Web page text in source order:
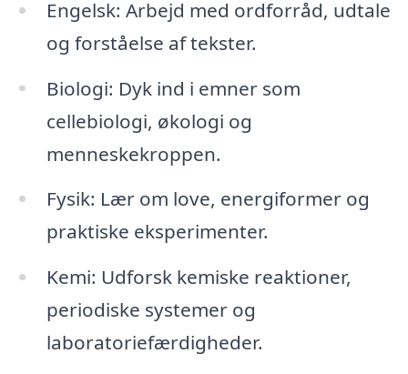
Engelsk: Arbejd med ordforråd, udtale
og forståelse af tekster.
Biologi: Dyk ind i emner som
cellebiologi, økologi og
menneskekroppen.
Fysik: Lær om love, energiformer og
praktiske eksperimenter.
Kemi: Udforsk kemiske reaktioner,
periodiske systemer og
laboratoriefærdigheder.